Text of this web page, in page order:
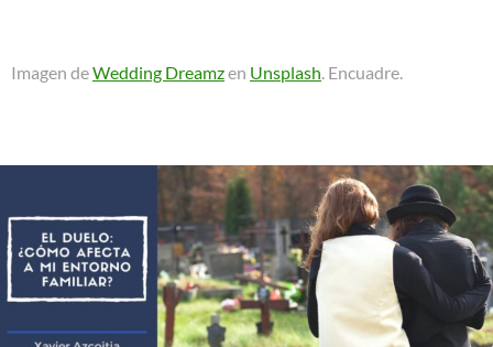
Imagen deWedding Dreamzen Unsplash. Encuadre.